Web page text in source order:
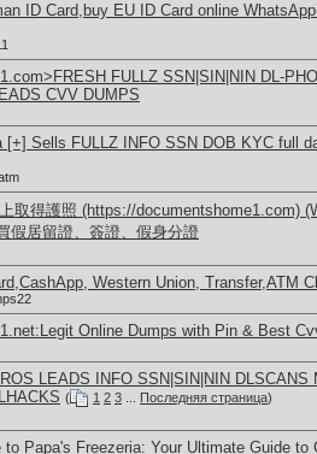
ID Card,buy EU ID Card online
FULLZ SSN|SIN|NIN DL-
CVV DUMPS
[+] Sells FULLZ INFO SSN DOB KYC full
取得護照 (https://documentshome1.com)
假居留證、簽證、假身分證
Western Union, Transfer,ATM
Online Dumps with Pin & Best
LEADS INFO SSN|SIN|NIN
( 1 2 3 Последняя страница)
to Papa's Freezeria: Your Ultimate Guide to